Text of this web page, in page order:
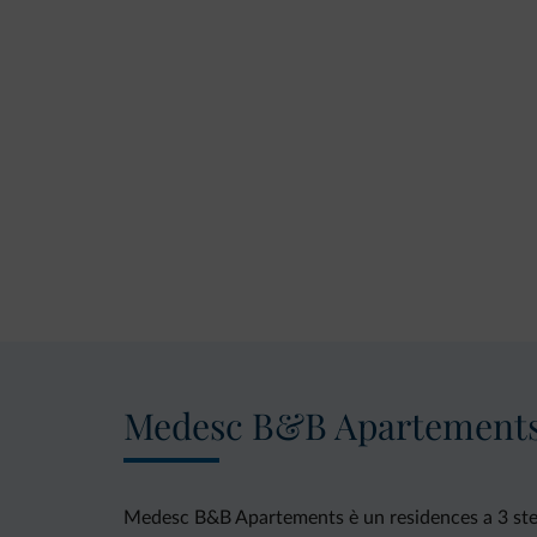
Medesc B&B
Medesc B&B Apartements è un residences a 3